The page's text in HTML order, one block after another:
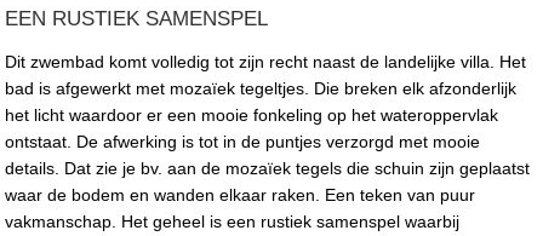
EEN RUSTIEK SAMENSPEL
Dit zwembad komt volledig tot zijn recht naast de landelijke villa. Het
bad is afgewerkt met mozaïek tegeltjes. Die breken elk afzonderlijk
het licht waardoor er een mooie fonkeling op het wateroppervlak
ontstaat. De afwerking is tot in de puntjes verzorgd met mooie
details. Dat zie je bv. aan de mozaïek tegels die schuin zijn geplaatst
waar de bodem en wanden elkaar raken. Een teken van puur
vakmanschap. Het geheel is een rustiek samenspel waarbij